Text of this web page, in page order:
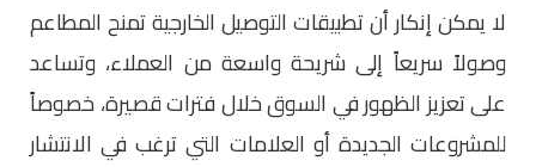
لا يمكن إنكار أن تطبيقات التوصيل الخارجية تمنح المطاعم
وصولاً سريعاً إلى شريحة واسعة من العملاء، وتساعد
على تعزيز الظهور في السوق خلال فترات قصيرة، خصوصاً
للمشروعات الجديدة أو العلامات التي ترغب في الانتشار